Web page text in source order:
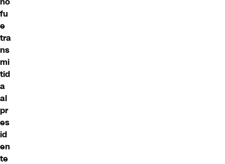
fu
e
tra
ns
mi
tid
a
al
pr
es
id
en
te